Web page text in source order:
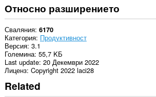
Относно разширението
Сваляния 6170
Категория Продуктивност
Версия 3.1
Големина 55,7 KБ
Last update 20 Декември 2022
Лиценз Copyright 2022 laci28
Related